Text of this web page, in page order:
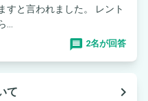
すと言われました。 レント
2名が回答
て navigate_next